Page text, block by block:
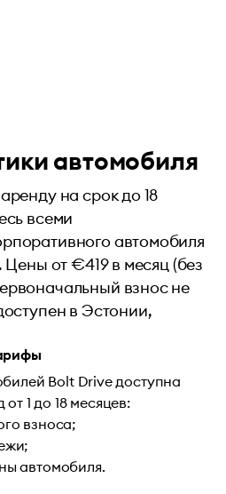
автомобиля
на срок до 18
всеми
автомобиля
Цены от €419 в месяц (без
взнос не
в Эстонии,
Bolt Drive доступна
1 до 18 месяцев:
взноса;
автомобиля.